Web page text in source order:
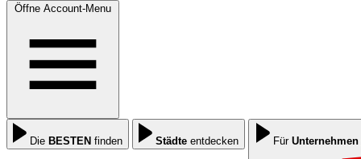
Öffne Account-Menu
Die BESTEN finden Städte entdecken Für Unternehmen